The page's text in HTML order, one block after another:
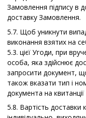
Замовлення підпису в
доставку Замовлення.
5.7. Щоб уникнути
виконання взятих на
5.3. цієї Угоди, при
особа, яка здійснює
запросити документ,
також вказати тип і
документа на
5.8. Вартість